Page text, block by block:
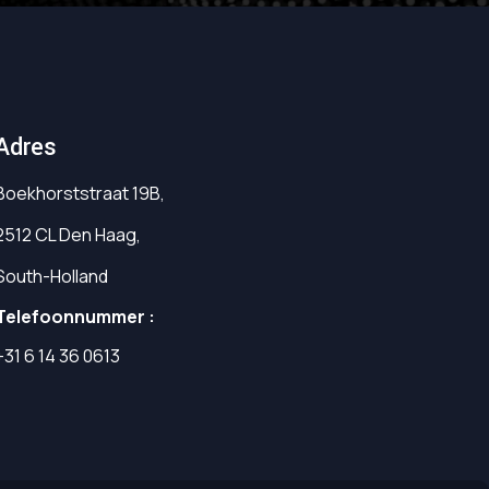
19B,
CL Den Haag,
Holland
:
6 14 36 0613